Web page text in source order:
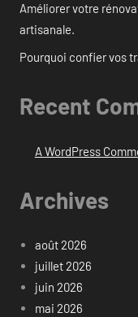
Améliorer votre
artisanale.
Pourquoi confier vos
Recent
A WordPress
Archives
août 2026
juillet 2026
juin 2026
mai 2026